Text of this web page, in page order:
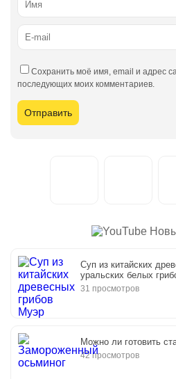
Сохранить моё имя, email и адрес
последующих моих комментариев.
Суп из китайских
уральских белых
31 просмотров
Можно ли готовить
42 просмотров